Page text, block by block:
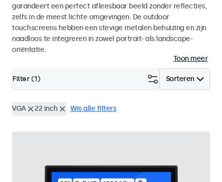
garandeert een perfect afleesbaar beeld zonder reflecties,
zelfs in de meest lichte omgevingen. De outdoor
touchscreens hebben een stevige metalen behuizing en zijn
naadloos te integreren in zowel portrait- als landscape-
oriëntatie.
Toon meer
Sorteren
Filter (1)
VGA 22 inch Wis alle filters